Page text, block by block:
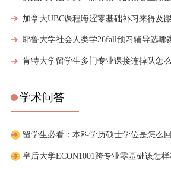
加拿大UBC课程晦涩零基础补习来得及
耶鲁大学社会人类学26fall预习辅导选哪
学术问答